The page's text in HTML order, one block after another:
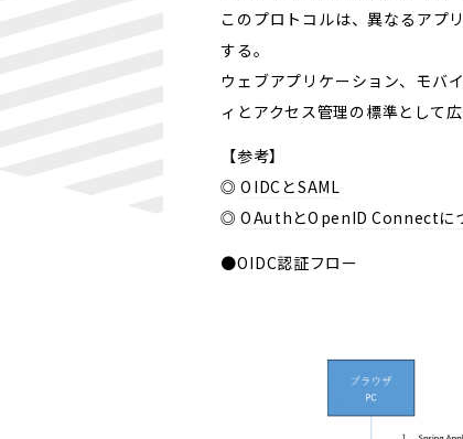
このプロトコルは、異なるアプ
する。
ウェブアプリケーション、モバ
ィとアクセス管理の標準として
【参考】
◎OIDCとSAML
◎OAuthとOpenID Connectに
●OIDC認証フロー